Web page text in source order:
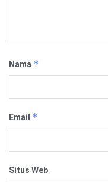
Nama *
Email *
Situs Web